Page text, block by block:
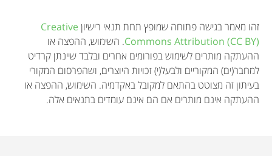
זהו מאמר בגישה פתוחה שמופץ תחת תנאי רישיון Creative
Commons Attribution (CC BY). השימוש, ההפצה או
ההעתקה מותרים לשימוש בפורומים אחרים ובלבד שיינתן קרדיט
למחבר(ים) המקוריים ולבעל(י) זכויות היוצרים, ושהפרסום המקורי
בעיתון זה מצוטט בהתאם למקובל באקדמיה. השימוש, ההפצה או
ההעתקה אינם מותרים אם הם אינם עומדים בתנאים אלה.